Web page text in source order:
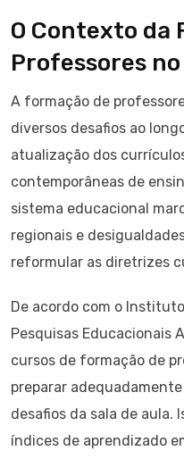
O Contexto da
Professores
A formação de
diversos desafios ao
atualização dos
contemporâneas de
sistema educacional
regionais e
reformular as diretrizes
De acordo com o
Pesquisas Educacionais
cursos de formação de
preparar
desafios da sala de aula.
índices de aprendizado